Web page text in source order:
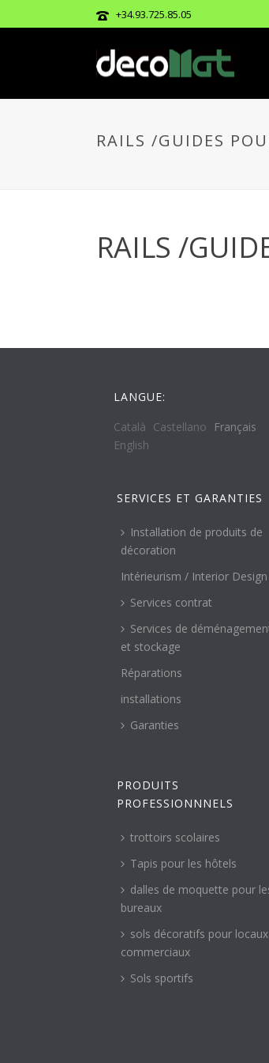
+34.93.725.85.05
RAILS /GUIDES
RAILS /
LANGUE:
Català Castellano
Français
English
SERVICES ET GARANTIES
Installation de produits de
décoration
Intérieurism / Interior Design
Services contrat
Services de
et stockage
Réparations
installations
Garanties
PRODUITS
PROFESSIONNNELS
trottoirs scolaires
Tapis pour les hôtels
dalles de moquette pour
bureaux
sols décoratifs pour locaux
commerciaux
Sols sportifs